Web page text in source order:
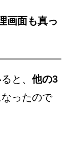
画面も真っ
と、 他の3
なったので